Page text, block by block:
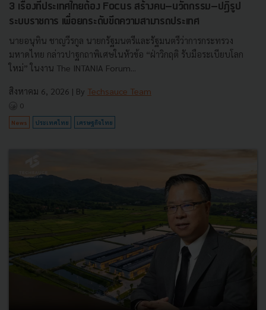
3 เรื่องที่ประเทศไทยต้อง Focus สร้างคน–นวัตกรรม–ปฏิรูป
ระบบราชการ เพื่อยกระดับขีดความสามารถประเทศ
นายอนุทิน ชาญวีรกูล นายกรัฐมนตรีและรัฐมนตรีว่าการกระทรวง
มหาดไทย กล่าวปาฐกถาพิเศษในหัวข้อ “ฝ่าวิกฤติ รับมือระเบียบโลก
ใหม่” ในงาน The INTANIA Forum...
สิงหาคม 6, 2026 | By Techsauce Team
0
News ประเทศไทย เศรษฐกิจไทย